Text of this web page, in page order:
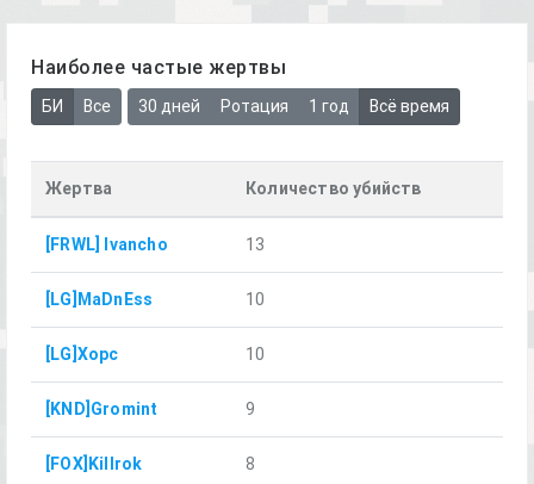
Наиболее частые жертвы
БИ Все 30 дней Ротация 1 год Всё время
Жертва Количество убийств
[FRWL] Ivancho 13
[LG]MaDnEss 10
[LG]Xopc 10
[KND]Gromint 9
[FOX]Killrok 8